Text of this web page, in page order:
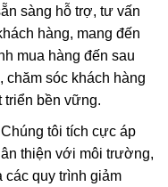
sàng hỗ trợ, tư vấn
hàng, mang đến
mua hàng đến sau
chăm sóc khách hàng
triển bền vững.
Chúng tôi tích cực áp
thiện với môi trường,
các quy trình giảm